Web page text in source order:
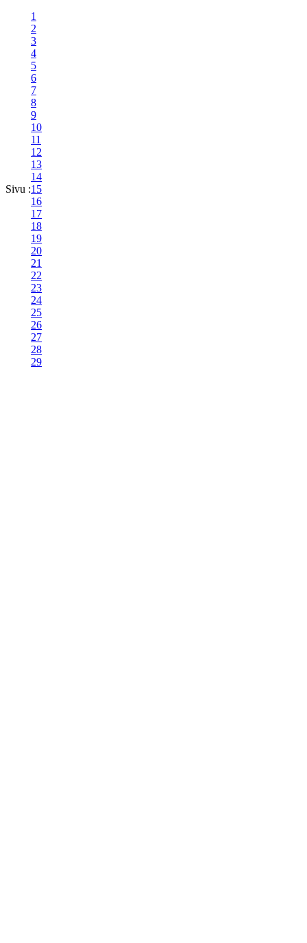
Sivu :
1
2
3
4
5
6
7
8
9
10
11
12
13
14
15
16
17
18
19
20
21
22
23
24
25
26
27
28
29